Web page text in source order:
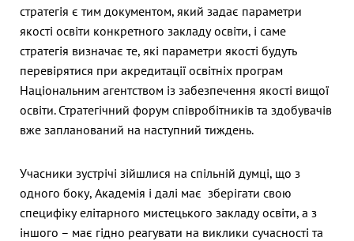
стратегія є тим документом, який задає параметри
якості освіти конкретного закладу освіти, і саме
стратегія визначає те, які параметри якості будуть
перевірятися при акредитації освітніх програм
Національним агентством із забезпечення якості вищої
освіти. Стратегічний форум співробітників та здобувачів
вже запланований на наступний тиждень.
Учасники зустрічі зійшлися на спільній думці, що з
одного боку, Академія і далі має зберігати свою
специфіку елітарного мистецького закладу освіти, а з
іншого – має гідно реагувати на виклики сучасності та